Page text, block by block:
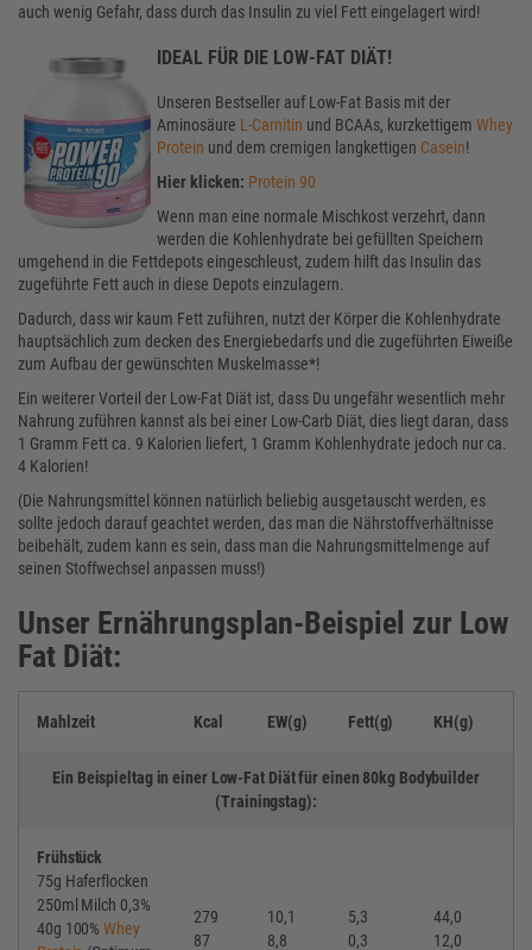
auch wenig Gefahr, dass durch das Insulin zu viel Fett eingelagert wird!
IDEAL FÜR DIE LOW-FAT DIÄT!
Unseren Bestseller auf Low-Fat Basis mit der
Aminosäure L-Carnitin und BCAAs, kurzkettigem Whey
Protein und dem cremigen langkettigen Casein!
Hier klicken: Protein 90
Wenn man eine normale Mischkost verzehrt, dann
werden die Kohlenhydrate bei gefüllten Speichern
umgehend in die Fettdepots eingeschleust, zudem hilft das Insulin das
zugeführte Fett auch in diese Depots einzulagern.
Dadurch, dass wir kaum Fett zuführen, nutzt der Körper die Kohlenhydrate
hauptsächlich zum decken des Energiebedarfs und die zugeführten Eiweiße
zum Aufbau der gewünschten Muskelmasse*!
Ein weiterer Vorteil der Low-Fat Diät ist, dass Du ungefähr wesentlich mehr
Nahrung zuführen kannst als bei einer Low-Carb Diät, dies liegt daran, dass
1 Gramm Fett ca. 9 Kalorien liefert, 1 Gramm Kohlenhydrate jedoch nur ca.
4 Kalorien!
(Die Nahrungsmittel können natürlich beliebig ausgetauscht werden, es
sollte jedoch darauf geachtet werden, das man die Nährstoffverhältnisse
beibehält, zudem kann es sein, dass man die Nahrungsmittelmenge auf
seinen Stoffwechsel anpassen muss!)
Unser Ernährungsplan-Beispiel zur Low
Fat Diät:
Mahlzeit Kcal EW(g) Fett(g) KH(g)
Ein Beispieltag in einer Low-Fat Diät für einen 80kg Bodybuilder
(Trainingstag):
Frühstück
75g Haferflocken
250ml Milch 0,3%
40g 100%Whey
279
87
10,1
8,8
5,3
0,3
44,0
12,0